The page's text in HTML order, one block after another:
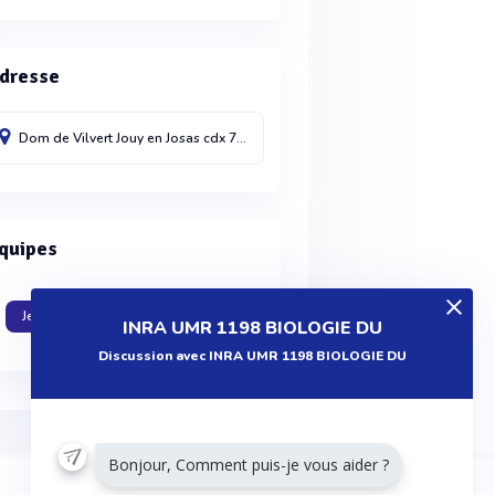
INRA UMR 1198 BIOLOGIE DU
Discussion avec INRA UMR 1198 BIOLOGIE DU
Bonjour, Comment puis-je vous aider ?
Dom de VilvertJouy en Josas cdx78352
Je travaille dans cette entreprise